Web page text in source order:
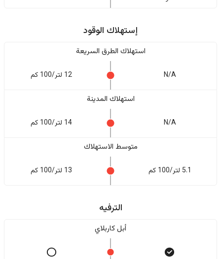
إستهلاك الوقود
استهلاك الطرق السريعة
N/A 12 لتر/100 كم
استهلاك المدينة
N/A 14 لتر/100 كم
متوسط الاستهلاك
5.1 لتر/100 كم 13 لتر/100 كم
الترفيه
أبل كاربلاي